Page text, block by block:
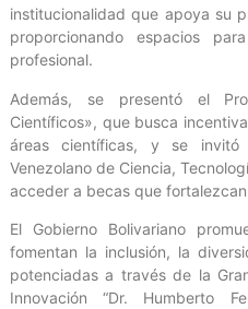
institucionalidad que apoya su
proporcionando espacios
profesional.
Además, se presentó el
Científicos», que busca
áreas científicas, y se
Venezolano de Ciencia,
acceder a becas que
El Gobierno Bolivariano
fomentan la inclusión, la
potenciadas a través de la
Innovación “Dr. Humberto